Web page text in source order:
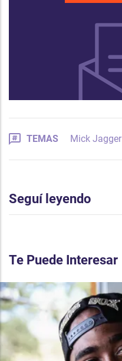
TEMAS Mick Jagger
Seguí leyendo
Te Puede Interesar